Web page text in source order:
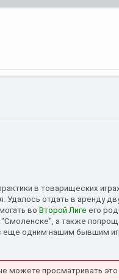
в товарищеских
Удалось отдать в аренду
во Второй Лиге его
а также
еще одним нашим бывшим
можете просматривать